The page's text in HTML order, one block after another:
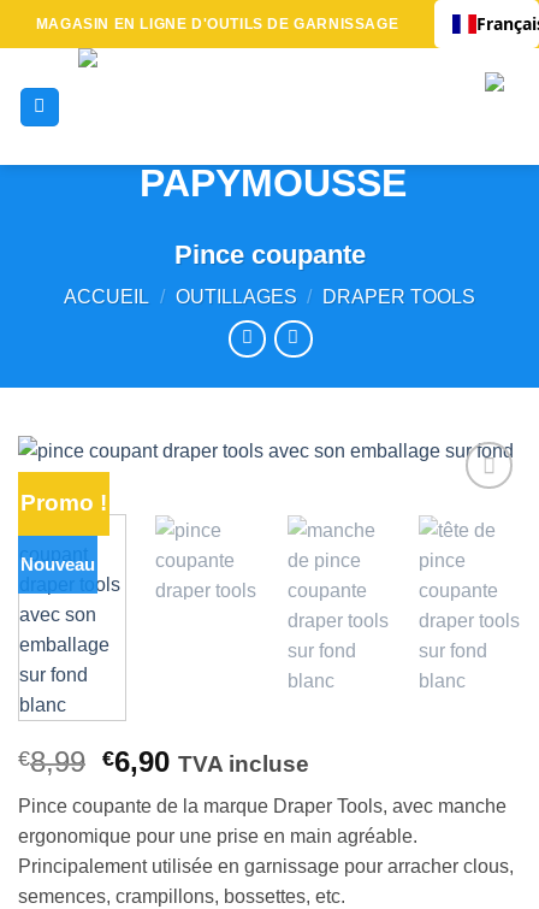
Passer
au
MAGASIN EN LIGNE D'OUTILS DE GARNISSAGE
Pince coupante
ACCUEIL / OUTILLAGES / DRAPER TOOLS
Promo !
Nouveau
à la liste
d’envies
€8,99 Le
initial
était :
€8,99.
€6,90Le
actuel
est :
€6,90.
TVA incluse
Pince coupante de la marque Draper Tools, avec manche
ergonomique pour une prise en main agréable.
Principalement utilisée en garnissage pour arracher clous,
semences, crampillons, bossettes, etc.